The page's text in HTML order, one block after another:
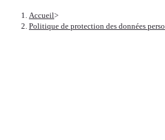
Accueil>
Politique de protection des données